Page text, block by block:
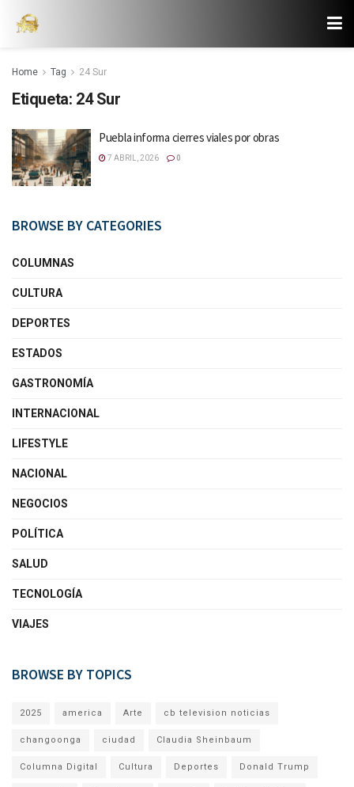
Home Tag 24 Sur
Etiqueta: 24 Sur
Puebla informa cierres viales por obras
7 ABRIL, 2026 0
BROWSE BY CATEGORIES
COLUMNAS
CULTURA
DEPORTES
ESTADOS
GASTRONOMÍA
INTERNACIONAL
LIFESTYLE
NACIONAL
NEGOCIOS
POLÍTICA
SALUD
TECNOLOGÍA
VIAJES
BROWSE BY TOPICS
2025 america Arte cb television noticias
changoonga ciudad Claudia Sheinbaum
Columna Digital Cultura Deportes Donald Trump